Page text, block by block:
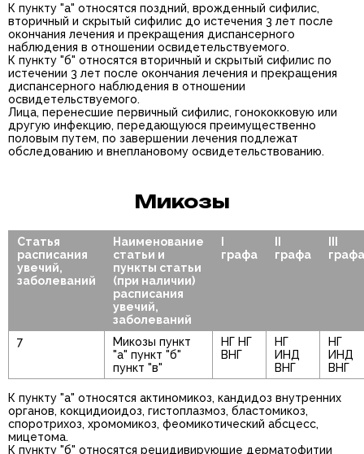
К пункту "а" относятся поздний, врожденный сифилис,
вторичный и скрытый сифилис до истечения 3 лет после
окончания лечения и прекращения диспансерного
наблюдения в отношении освидетельствуемого.
К пункту "б" относятся вторичный и скрытый сифилис по
истечении 3 лет после окончания лечения и прекращения
диспансерного наблюдения в отношении
освидетельствуемого.
Лица, перенесшие первичный сифилис, гонококковую или
другую инфекцию, передающуюся преимущественно
половым путем, по завершении лечения подлежат
обследованию и внеплановому освидетельствованию.
Микозы
Статья
расписания
увечий,
заболеваний
Наименование
статьи и
пункты статьи
(при наличии)
расписания
увечий,
заболеваний
графа
графа
графа
7
Микозы пункт
"а" пункт "б"
пункт "в"
НГ НГ
ВНГ
НГ
ИНД
ВНГ
НГ
ИНД
ВНГ
К пункту "а" относятся актиномикоз, кандидоз внутренних
органов, кокцидиоидоз, гистоплазмоз, бластомикоз,
споротрихоз, хромомикоз, феомикотический абсцесс,
мицетома.
К пункту "б" относятся рецидивирующие дерматофитии